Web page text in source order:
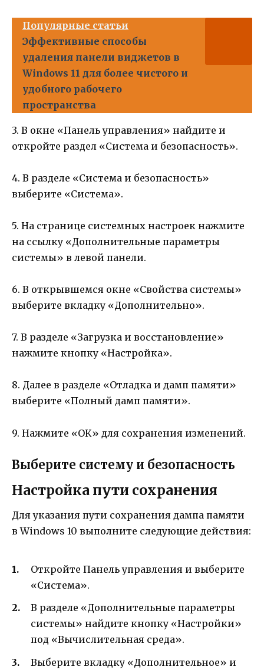
Популярные статьи
Эффективные способы
удаления панели виджетов в
Windows 11 для более чистого и
удобного рабочего
пространства
3. В окне «Панель управления» найдите и
откройте раздел «Система и безопасность».
4. В разделе «Система и безопасность»
выберите «Система».
5. На странице системных настроек нажмите
на ссылку «Дополнительные параметры
системы» в левой панели.
6. В открывшемся окне «Свойства системы»
выберите вкладку «Дополнительно».
7. В разделе «Загрузка и восстановление»
нажмите кнопку «Настройка».
8. Далее в разделе «Отладка и дамп памяти»
выберите «Полный дамп памяти».
9. Нажмите «ОК» для сохранения изменений.
Выберите систему и безопасность
Настройка пути сохранения
Для указания пути сохранения дампа памяти
в Windows 10 выполните следующие действия:
Откройте Панель управления и выберите
«Система».
В разделе «Дополнительные параметры
системы» найдите кнопку «Настройки»
под «Вычислительная среда».
Выберите вкладку «Дополнительное» и